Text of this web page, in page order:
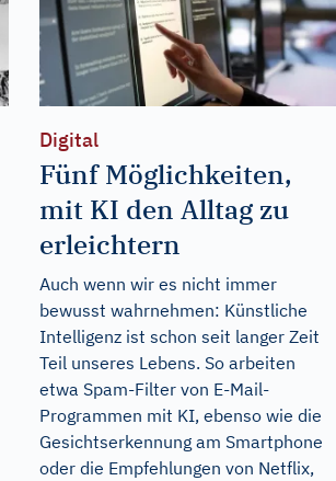
Digital
Fünf Möglichkeiten,
mit KI den Alltag zu
erleichtern
Auch wenn wir es nicht immer
bewusst wahrnehmen: Künstliche
Intelligenz ist schon seit langer Zeit
Teil unseres Lebens. So arbeiten
etwa Spam-Filter von E-Mail-
Programmen mit KI, ebenso wie die
Gesichtserkennung am Smartphone
oder die Empfehlungen von Netflix,